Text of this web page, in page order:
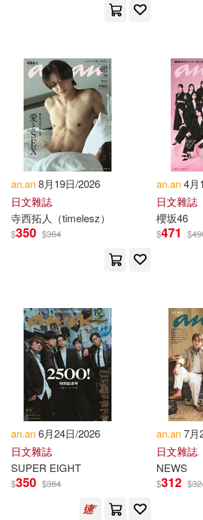
Azharul(2)
Back To Basics(2)
Carol/ Anan(2) Cohen(2)
Gwendolyn(2)
Hasan Masud(2) Karim(2)
Nana Kwame(2)
Suze(2) Turkington(2)
Wattanakuljarus(2) A. A.(1)
Ababio(1) Abergel(1)
Abu Hamad(1)
Qed Pub Inc(1)
Sky Blue Pr(1)
Sussex Academic Pr(1)
Taylor & Francis(1)
Xlibris Corp(1)
一個月內上市新品(14)
本週上市新品(2)
電子書 (可複選)
適合手機平板閱讀(3)
適合平板閱讀(34)
其他 (可複選)
現在可購買商品(171)
作者/演唱/譯/編/繪(101)
價格
範圍
an.an8月19日/2026
日文雜誌
寺西拓人（timelesz）
$350 $364
an.an4月
日文雜誌
櫻坂46
$471 $
an.an6月24日/2026
日文雜誌
SUPER EIGHT
$350 $364
an.an7月
日文雜誌
NEWS
$312 $